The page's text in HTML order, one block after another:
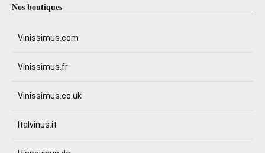
Nos boutiques
Vinissimus.com
Vinissimus.fr
Vinissimus.co.uk
Italvinus.it